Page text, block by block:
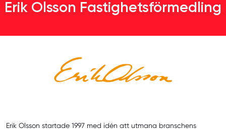
Erik Olsson Fastighetsförmedling
Erik Olsson startade 1997 med idén att utmana branschens